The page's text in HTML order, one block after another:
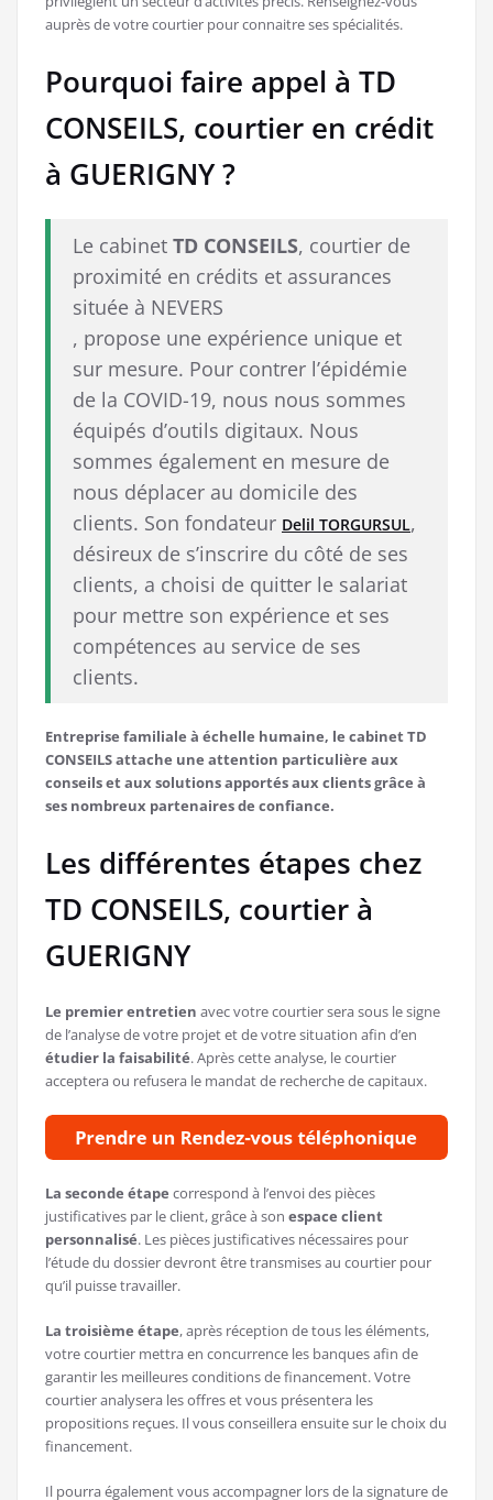
auprès de votre courtier pour connaitre ses spécialités.
Pourquoi faire appel à TD
CONSEILS, courtier en crédit
à GUERIGNY ?
Le cabinet TD CONSEILS, courtier de
proximité en crédits et assurances
située à NEVERS
, propose une expérience unique et
sur mesure. Pour contrer l’épidémie
de la COVID-19, nous nous sommes
équipés d’outils digitaux. Nous
sommes également en mesure de
nous déplacer au domicile des
clients. Son fondateur Delil TORGURSUL,
désireux de s’inscrire du côté de ses
clients, a choisi de quitter le salariat
pour mettre son expérience et ses
compétences au service de ses
clients.
Entreprise familiale à échelle humaine, le cabinet TD
CONSEILS attache une attention particulière aux
conseils et aux solutions apportés aux clients grâce à
ses nombreux partenaires de confiance.
Les différentes étapes chez
TD CONSEILS, courtier à
GUERIGNY
Le premier entretien avec votre courtier sera sous le signe
de l’analyse de votre projet et de votre situation afin d’en
étudier la faisabilité. Après cette analyse, le courtier
acceptera ou refusera le mandat de recherche de capitaux.
La seconde étape correspond à l’envoi des pièces
justificatives par le client, grâce à son espace client
personnalisé. Les pièces justificatives nécessaires pour
l’étude du dossier devront être transmises au courtier pour
qu’il puisse travailler.
La troisième étape, après réception de tous les éléments,
votre courtier mettra en concurrence les banques afin de
garantir les meilleures conditions de financement. Votre
courtier analysera les offres et vous présentera les
propositions reçues. Il vous conseillera ensuite sur le choix du
financement.
Il pourra également vous accompagner lors de la signature de